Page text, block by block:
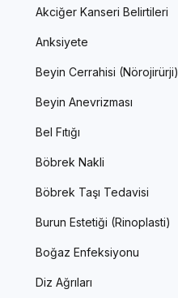
Akciğer Kanseri Belirtileri
Anksiyete
Beyin Cerrahisi (Nörojirürji)
Beyin Anevrizması
Bel Fıtığı
Böbrek Nakli
Böbrek Taşı Tedavisi
Burun Estetiği (Rinoplasti)
Boğaz Enfeksiyonu
Diz Ağrıları